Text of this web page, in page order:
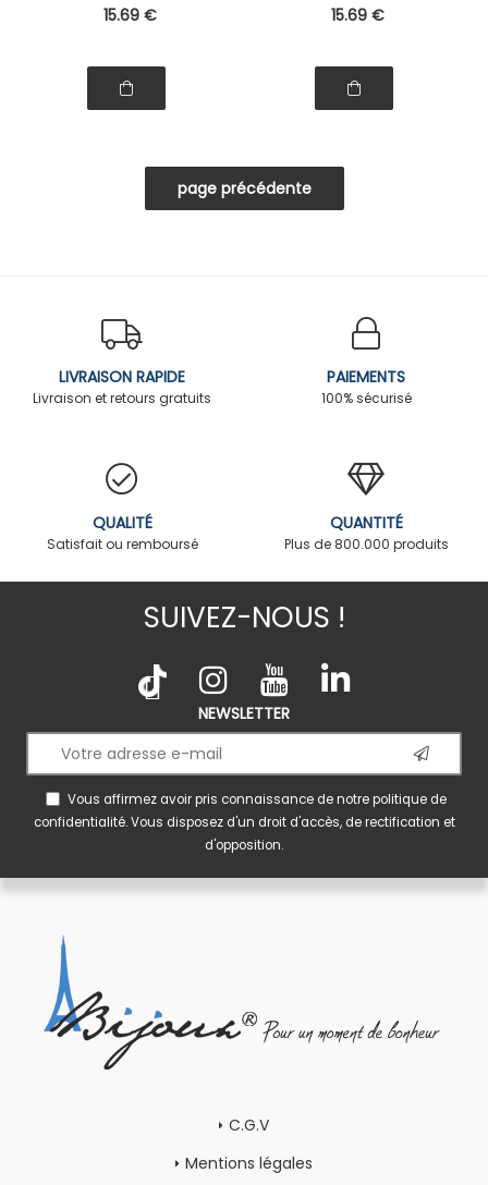
15.69 € 15.69 €
LIVRAISON RAPIDE
Livraison et retours gratuits
PAIEMENTS
100% sécurisé
QUALITÉ
Satisfait ou remboursé
QUANTITÉ
Plus de 800.000 produits
SUIVEZ-NOUS !
NEWSLETTER
Vous affirmez avoir pris connaissance de notrepolitique de
confidentialité. Vous disposez d'un droit d'accès, de rectification et
d'opposition.
C.G.V
Mentions légales